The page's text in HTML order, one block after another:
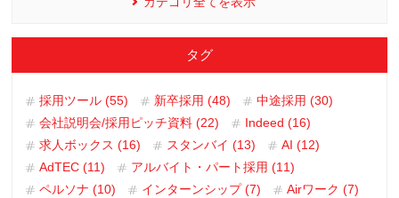
タグ
採用ツール (55) 新卒採用 (48)
中途採用 (30)
会社説明会/採用ピッチ資料 (22)
Indeed (16)
求人ボックス (16)
スタンバイ (13)
AI (12)
AdTEC (11)
アルバイト・パート採用 (11)
ペルソナ (10)
インターンシップ (7)
Airワーク (7)